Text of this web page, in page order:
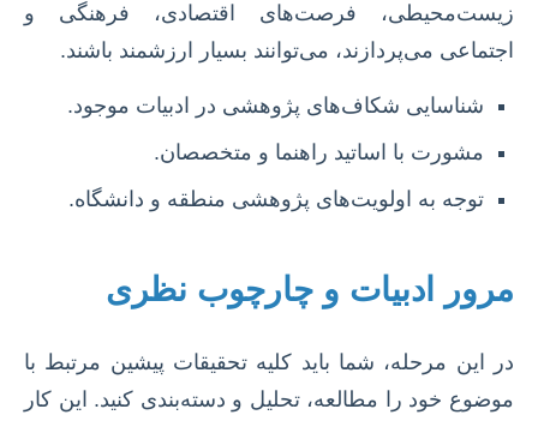
زیست‌محیطی، فرصت‌های اقتصادی، فرهنگی و
اجتماعی می‌پردازند، می‌توانند بسیار ارزشمند باشند.
شناسایی شکاف‌های پژوهشی در ادبیات موجود.
مشورت با اساتید راهنما و متخصصان.
توجه به اولویت‌های پژوهشی منطقه و دانشگاه.
مرور ادبیات و چارچوب نظری
در این مرحله، شما باید کلیه تحقیقات پیشین مرتبط با
موضوع خود را مطالعه، تحلیل و دسته‌بندی کنید. این کار